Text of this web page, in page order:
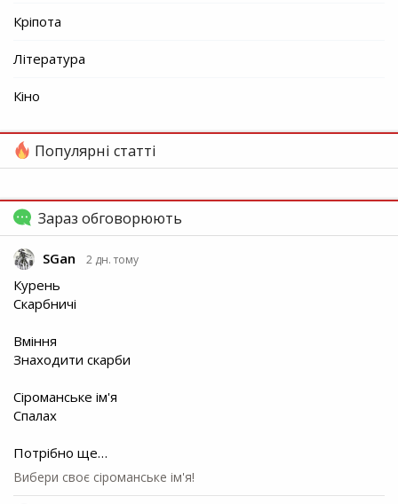
Кріпота
Література
Кіно
Популярні статті
Зараз обговорюють
SGan 2 дн. тому
Курень
Скарбничі
Вміння
Знаходити скарби
Сіроманське ім'я
Спалах
Потрібно ще…
Вибери своє сіроманське ім'я!